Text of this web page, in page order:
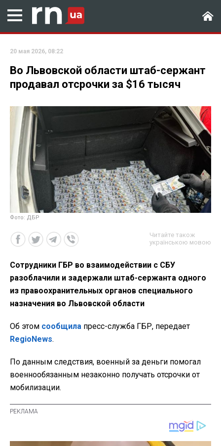
20 мая 2026, 08:22
Во Львовской области штаб-сержант
продавал отсрочки за $16 тысяч
Фото: ДБР
Читайте також
українською мовою
Сотрудники ГБР во взаимодействии с СБУ
разоблачили и задержали штаб-сержанта одного
из правоохранительных органов специального
назначения во Львовской области
Об этом сообщила пресс-служба ГБР, передает
RegioNews.
По данным следствия, военный за деньги помогал
военнообязанным незаконно получать отсрочки от
мобилизации.